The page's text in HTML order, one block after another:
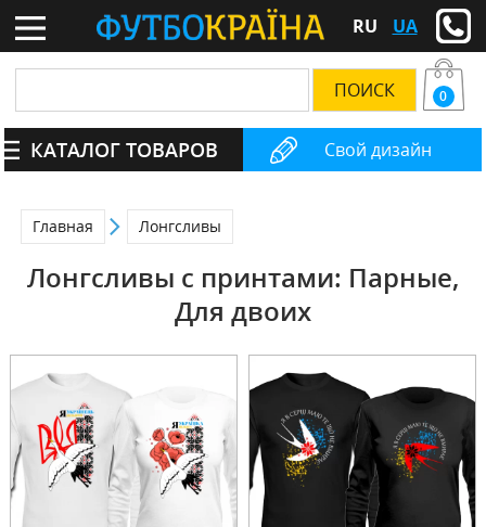
RU UA
Свой дизайн
0
КАТАЛОГ ТОВАРОВ
Главная Лонгсливы
Лонгсливы с принтами: Парные,
Для двоих